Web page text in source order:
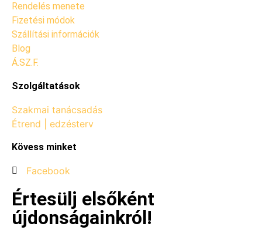
Rendelés menete
Fizetési módok
Szállítási információk
Blog
Á.SZ.F.
Szolgáltatások
Szakmai tanácsadás
Étrend | edzésterv
Kövess minket
Facebook
Értesülj elsőként
újdonságainkról!